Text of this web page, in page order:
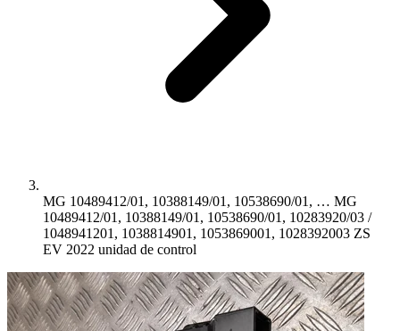
MG 10489412/01, 10388149/01, 10538690/01, … MG
10489412/01, 10388149/01, 10538690/01, 10283920/03 /
1048941201, 1038814901, 1053869001, 1028392003 ZS
EV 2022 unidad de control